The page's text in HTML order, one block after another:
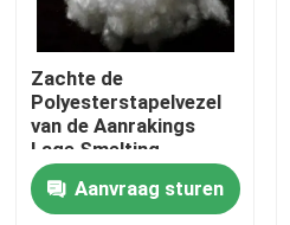
Thuis
Zachte de
Polyesterstapelvezel
van de Aanrakings
Lage Smelting
Milieuvriendelijk voor
Stuk speelgoed
Aanvraag sturen